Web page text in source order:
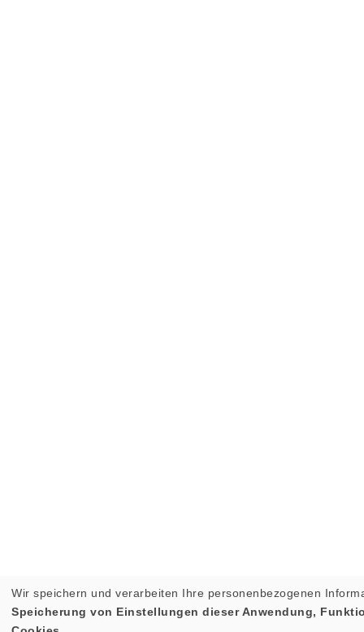
Wir speichern und verarbeiten Ihre personenbezogenen
Speicherung von Einstellungen dieser Anwendung,